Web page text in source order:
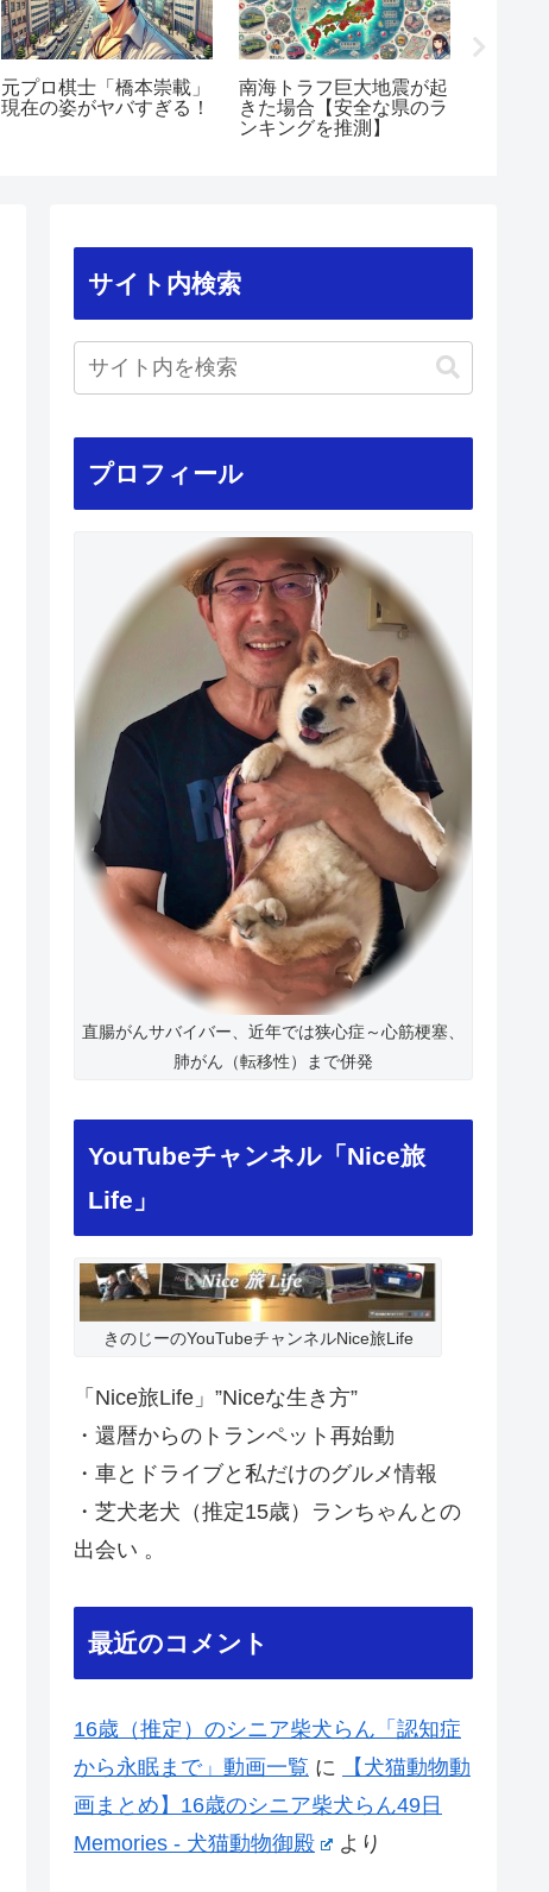
元プロ棋士「橋本崇載」
現在の姿がヤバすぎる！
南海トラフ巨大地震が起
きた場合【安全な県のラ
ンキングを推測】
サイト内検索
プロフィール
直腸がんサバイバー、近年では狭心症～心筋梗塞、
肺がん（転移性）まで併発
YouTubeチャンネル「Nice旅
Life」
きのじーのYouTubeチャンネルNice旅Life
「Nice旅Life」”Niceな生き方”
・還暦からのトランペット再始動
・車とドライブと私だけのグルメ情報
・芝犬老犬（推定15歳）ランちゃんとの
出会い 。
最近のコメント
16歳（推定）のシニア柴犬らん「認知症
から永眠まで」動画一覧 に
【犬猫動物動
画まとめ】16歳のシニア柴犬らん49日
Memories - 犬猫動物御殿
より